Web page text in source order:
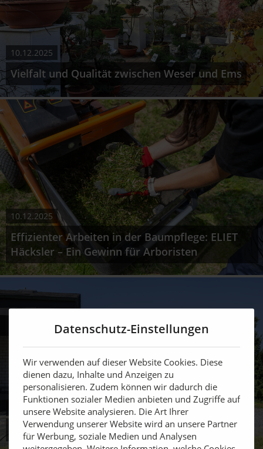
10.12.2025
Vielfalt und Qualität zwischen Weser und Ems
10.12.2025
Effizienter Arbeiten in der Baumpflege: ELIET
Häcksler – Ein Gewinn für Arboristen
10.12.2025
Bewährtes konsequent weiterentwickelt
Datenschutz-Einstellungen
Wir verwenden auf dieser Website Cookies. Diese
dienen dazu, Inhalte und Anzeigen zu
personalisieren. Zudem können wir dadurch die
Funktionen sozialer Medien anbieten und Zugriffe auf
unsere Website analysieren. Die Art Ihrer
Verwendung unserer Website wird an unsere Partner
für Werbung, soziale Medien und Analysen